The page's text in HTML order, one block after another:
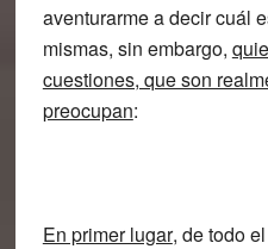
aventurarme a decir cuál
mismas, sin embargo,
cuestiones, que son
preocupan:
En primer lugar, de todo